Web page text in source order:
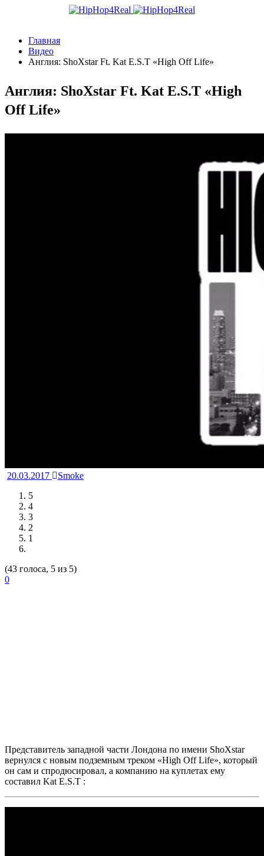
Главная
Видео
Англия: ShoXstar Ft. Kat E.S.T «High Off Life»
Англия: ShoXstar Ft. Kat E.S.T «High
Off Life»
20.03.2017
Smoke
5
4
3
2
1
(43 голоса, 5 из 5)
0
Представитель западной части Лондона по имени ShoXstar
вернулся с новым подземным треком «High Off Life», который
он сам и спродюсировал, а компанию на куплетах ему
составил Kat E.S.T :